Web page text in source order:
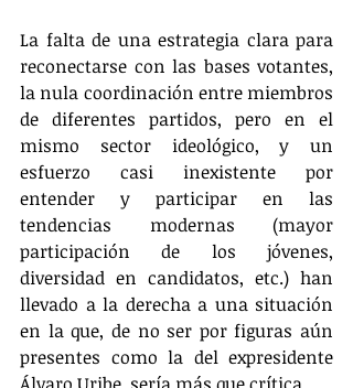
La falta de una estrategia clara para
reconectarse con las bases votantes,
la nula coordinación entre miembros
de diferentes partidos, pero en el
mismo sector ideológico, y un
esfuerzo casi inexistente por
entender y participar en las
tendencias modernas (mayor
participación de los jóvenes,
diversidad en candidatos, etc.) han
llevado a la derecha a una situación
en la que, de no ser por figuras aún
presentes como la del expresidente